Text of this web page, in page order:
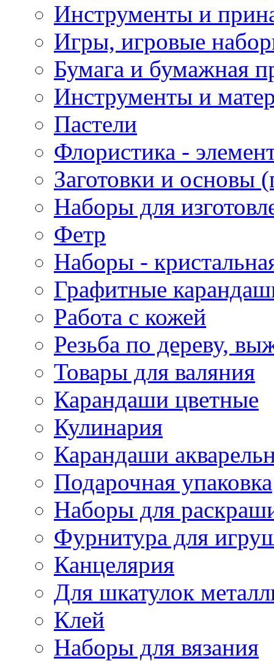
Инструменты и
Игры, игровые
Бумага и бумажная
Инструменты и
Пастели
Флористика -
Заготовки и основы
Наборы для
Фетр
Наборы -
Графитные
Работа с кожей
Резьба по дереву,
Товары для валяния
Карандаши цветные
Кулинария
Карандаши
Подарочная упаковка
Наборы для
Фурнитура для
Канцелярия
Для шкатулок
Клей
Наборы для вязания